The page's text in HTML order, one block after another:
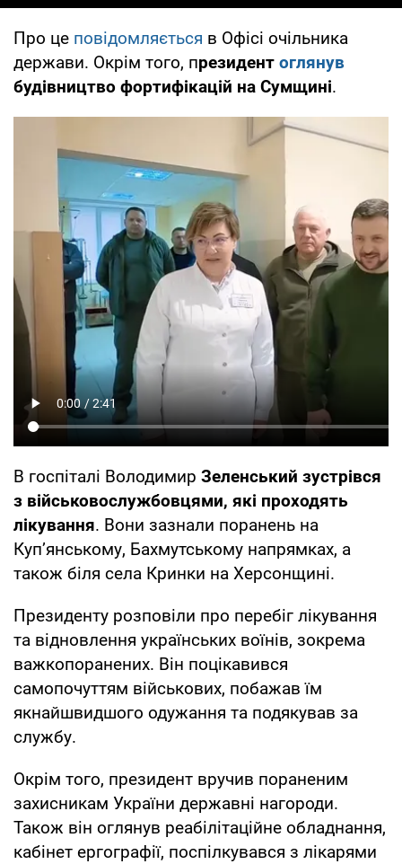
Про це повідомляється в Офісі очільника
держави. Окрім того, президент оглянув
будівництво фортифікацій на Сумщині.
В госпіталі Володимир Зеленський зустрівся
з військовослужбовцями, які проходять
лікування. Вони зазнали поранень на
Куп’янському, Бахмутському напрямках, а
також біля села Кринки на Херсонщині.
Президенту розповіли про перебіг лікування
та відновлення українських воїнів, зокрема
важкопоранених. Він поцікавився
самопочуттям військових, побажав їм
якнайшвидшого одужання та подякував за
службу.
Окрім того, президент вручив пораненим
захисникам України державні нагороди.
Також він оглянув реабілітаційне обладнання,
кабінет ергографії, поспілкувався з лікарями